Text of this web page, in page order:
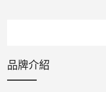
供絕佳觸感，
高質量、可變慣
品牌介紹